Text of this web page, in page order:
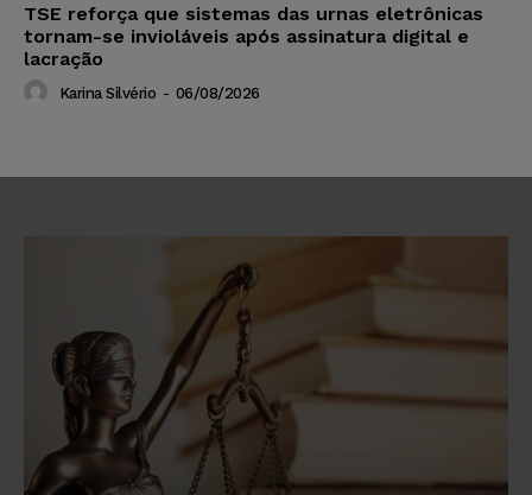
TSE reforça que sistemas das urnas eletrônicas
tornam-se invioláveis após assinatura digital e
lacração
Karina Silvério - 06/08/2026